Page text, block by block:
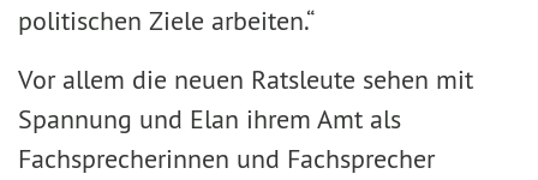
politischen Ziele arbeiten.“
Vor allem die neuen Ratsleute sehen mit
Spannung und Elan ihrem Amt als
Fachsprecherinnen und Fachsprecher